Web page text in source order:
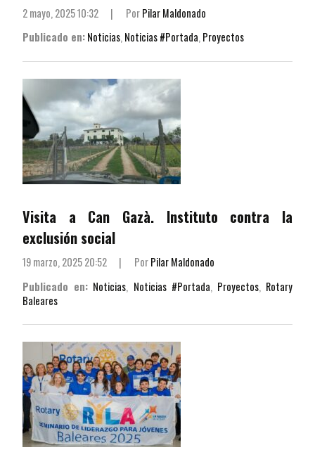
2 mayo, 2025 10:32 | PorPilar Maldonado
Publicado en:Noticias,Noticias #Portada,Proyectos
Visita a Can Gazà. Instituto contra la
exclusión social
19 marzo, 2025 20:52 | PorPilar Maldonado
Publicado en: Noticias, Noticias #Portada, Proyectos, Rotary
Baleares